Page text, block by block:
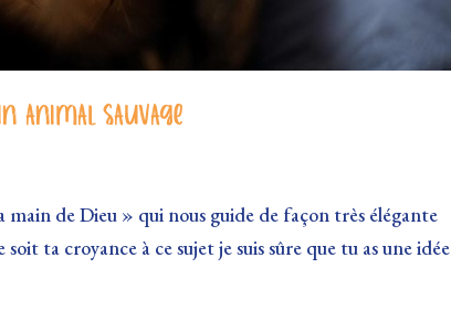
animal sauvage
de Dieu » qui nous guide de façon très élégante
ta croyance à ce sujet je suis sûre que tu as une idée